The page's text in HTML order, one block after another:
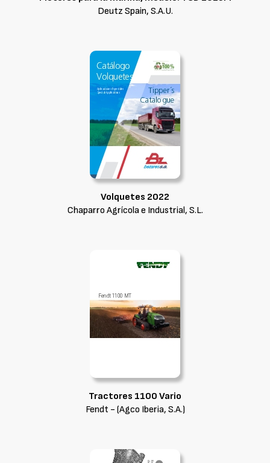
Deutz Spain, S.A.U.
Volquetes 2022
Chaparro Agrícola e Industrial, S.L.
Tractores 1100 Vario
Fendt - (Agco Iberia, S.A.)